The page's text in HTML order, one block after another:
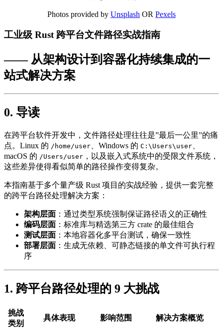
Photos provided by Unsplash OR Pexels
工业级 Rust 跨平台文件路径实战指南
—— 从架构设计到容器化持续集成的一
站式解决方案
0. 导读
在跨平台软件开发中，文件路径处理往往是”最后一公里”的痛
点。Linux 的 /home/user 、Windows 的 C:\Users\user
macOS 的 /Users/user ，以及嵌入式系统中的受限文件系统，
这些差异使得看似简单的路径操作变得复杂。
本指南基于多个量产级 Rust 项目的实战经验，提供一套完整
的跨平台路径处理解决方案：
架构层面 ：通过类型系统强制保证路径语义的正确性
编码层面 ：标准库与精选第三方 crate 的最佳组合
测试层面 ：本地容器化多平台测试，确保一致性
部署层面 ：生成无依赖、可静态链接的单文件可执行程
序
1. 跨平台路径处理的 9 大挑战
挑战
类别
具体表现 影响范围 解决方案概览